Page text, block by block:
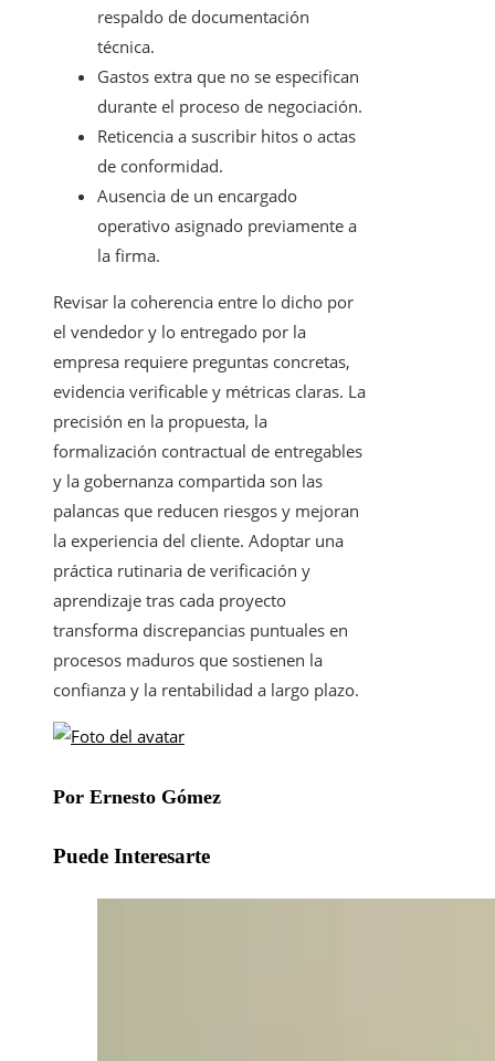
respaldo de documentación
técnica.
Gastos extra que no se especifican
durante el proceso de negociación.
Reticencia a suscribir hitos o actas
de conformidad.
Ausencia de un encargado
operativo asignado previamente a
la firma.
Revisar la coherencia entre lo dicho por
el vendedor y lo entregado por la
empresa requiere preguntas concretas,
evidencia verificable y métricas claras. La
precisión en la propuesta, la
formalización contractual de entregables
y la gobernanza compartida son las
palancas que reducen riesgos y mejoran
la experiencia del cliente. Adoptar una
práctica rutinaria de verificación y
aprendizaje tras cada proyecto
transforma discrepancias puntuales en
procesos maduros que sostienen la
confianza y la rentabilidad a largo plazo.
Por Ernesto Gómez
Puede Interesarte